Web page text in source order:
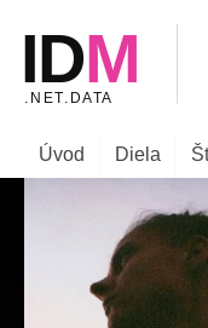
Úvod Diela